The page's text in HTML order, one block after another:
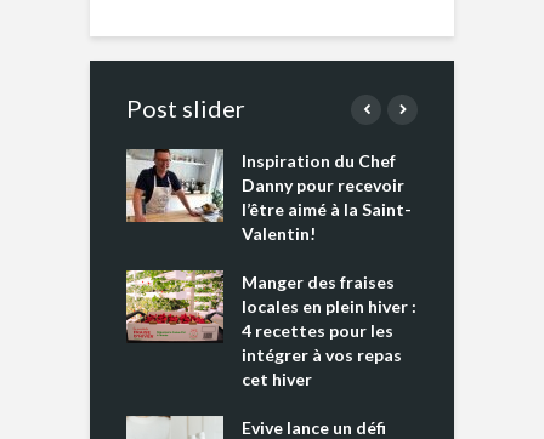
Post slider
Inspiration du Chef
Danny pour recevoir
l’être aimé à la Saint-
Valentin!
Manger des fraises
locales en plein hiver :
4 recettes pour les
intégrer à vos repas
cet hiver
Evive lance un défi